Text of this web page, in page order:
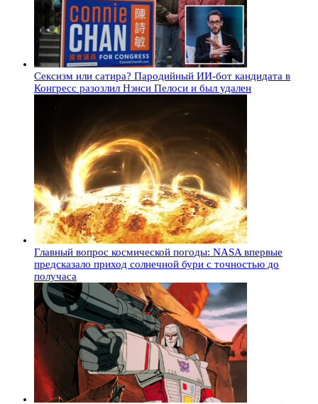
Сексизм или сатира? Пародийный ИИ-бот кандидата в
Конгресс разозлил Нэнси Пелоси и был удален
Главный вопрос космической погоды: NASA впервые
предсказало приход солнечной бури с точностью до
получаса